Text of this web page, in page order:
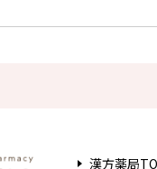
漢方薬局